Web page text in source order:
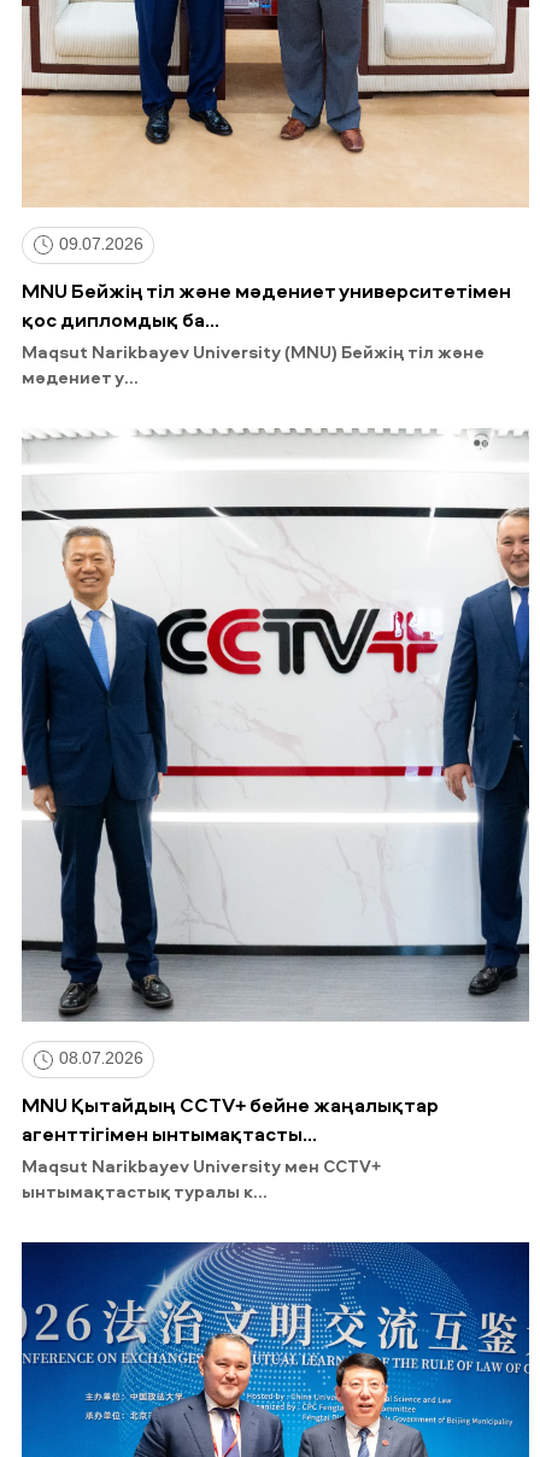
09.07.2026
MNU Бейжің тіл және мәдениет университетімен
қос дипломдық ба...
Maqsut Narikbayev University (MNU) Бейжің тіл және
мәдениет у...
08.07.2026
MNU Қытайдың CCTV+ бейне жаңалықтар
агенттігімен ынтымақтасты...
Maqsut Narikbayev University мен CCTV+
ынтымақтастық туралы к...